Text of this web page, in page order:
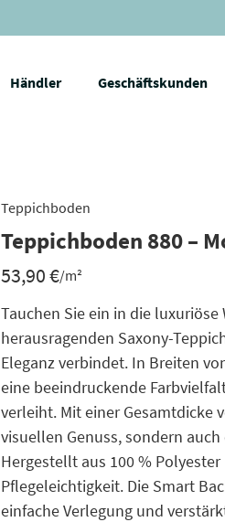
Händler Geschäftskunden
Teppichboden
Teppichboden 880 –
53,90€/m²
Tauchen Sie ein in die
herausragenden Saxony-
Eleganz verbindet. In Breiten
eine beeindruckende
verleiht. Mit einer Gesamtdicke
visuellen Genuss, sondern
Hergestellt aus 100 % Polyester
Pflegeleichtigkeit. Die Smart
einfache Verlegung und